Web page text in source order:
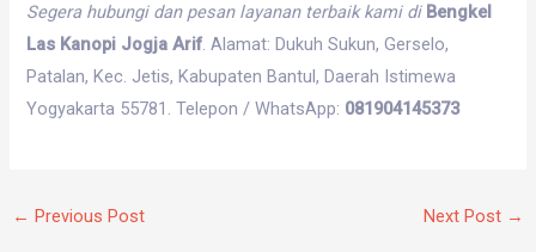
Segera hubungi dan pesan layanan terbaik kami di Bengkel
Las Kanopi Jogja Arif. Alamat: Dukuh Sukun, Gerselo,
Patalan, Kec. Jetis, Kabupaten Bantul, Daerah Istimewa
Yogyakarta 55781. Telepon / WhatsApp: 081904145373
← Previous Post Next Post →